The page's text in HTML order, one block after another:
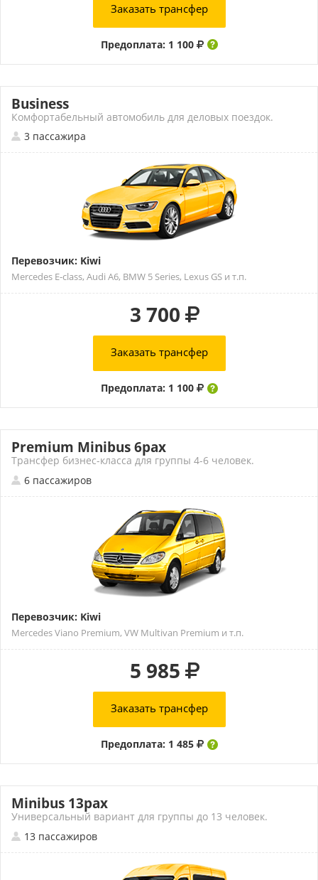
Заказать трансфер
Предоплата: 1 100
Business
Комфортабельный автомобиль для деловых поездок.
3 пассажира
Перевозчик: Kiwi
Mercedes E-class, Audi A6, BMW 5 Series, Lexus GS и т.п.
3 700
Заказать трансфер
Предоплата: 1 100
Premium Minibus 6pax
Трансфер бизнес-класса для группы 4-6 человек.
6 пассажиров
Перевозчик: Kiwi
Mercedes Viano Premium, VW Multivan Premium и т.п.
5 985
Заказать трансфер
Предоплата: 1 485
Minibus 13pax
Универсальный вариант для группы до 13 человек.
13 пассажиров